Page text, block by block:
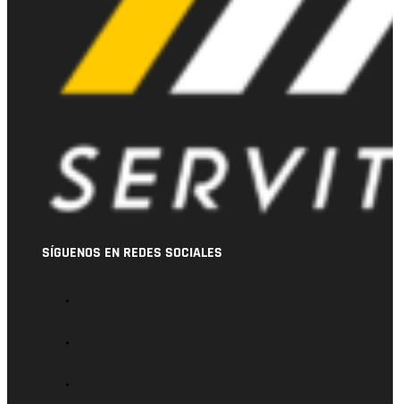
SÍGUENOS EN REDES SOCIALES